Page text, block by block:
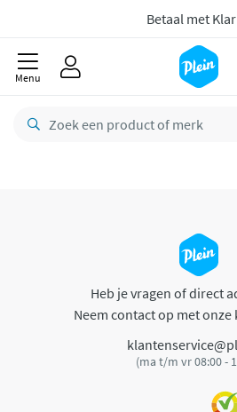
Betaal met
Menu
Heb je vragen of direct
Neem contact op met
(ma t/m vr 08:00 -